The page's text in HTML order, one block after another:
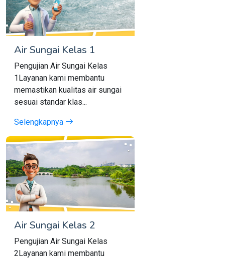
Air Sungai Kelas 1
Pengujian Air Sungai Kelas
1Layanan kami membantu
memastikan kualitas air sungai
sesuai standar klas...
Selengkapnya
Air Sungai Kelas 2
Pengujian Air Sungai Kelas
2Layanan kami membantu